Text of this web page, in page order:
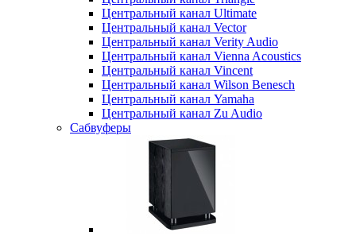
Центральный канал Ultimate
Центральный канал Vector
Центральный канал Verity Audio
Центральный канал Vienna Acoustics
Центральный канал Vincent
Центральный канал Wilson Benesch
Центральный канал Yamaha
Центральный канал Zu Audio
Сабвуферы